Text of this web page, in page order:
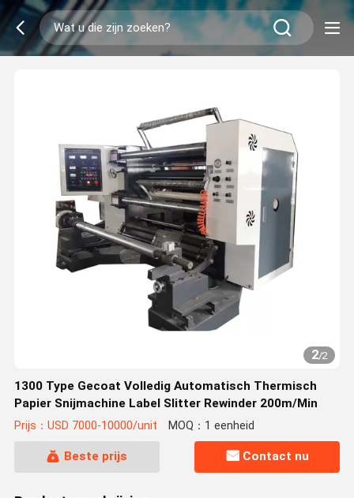
2/2
1300 Type Gecoat Volledig Automatisch Thermisch
Papier Snijmachine Label Slitter Rewinder 200m/Min
Prijs：USD 7000-10000/unit MOQ：1 eenheid
Beste prijs Contact nu